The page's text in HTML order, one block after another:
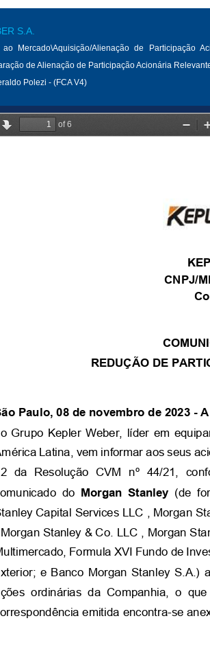
S.A.
ao Mercado\Aquisição/Alienação de Participação
de Alienação de Participação Acionária
Polezi - (FCA V4)